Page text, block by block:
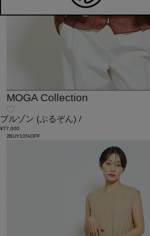
MOGA Collection
ブルゾン (ぶるぞん) /
¥77,000
2BUY10%OFF